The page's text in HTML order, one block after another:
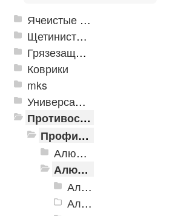
Ячеистые грязезащитные покрытия
Щетинистые покрытия
Грязезащитные, влаговпитывающие покрытия
Коврики
mks
Универсальные модульные покрытия
Противоскользящая защита для лестниц, профили, ленты
Профили алюминиевые с резиновой вставкой
Алюминиевая полоса с резиновыми вставками
Алюминиевый угол-порог с резиновой вставкой
Алюминиевый угол-порог АУ-38, 38x20 мм
Алюминиевый угол-порог АУ-42 Евро, 2500мм